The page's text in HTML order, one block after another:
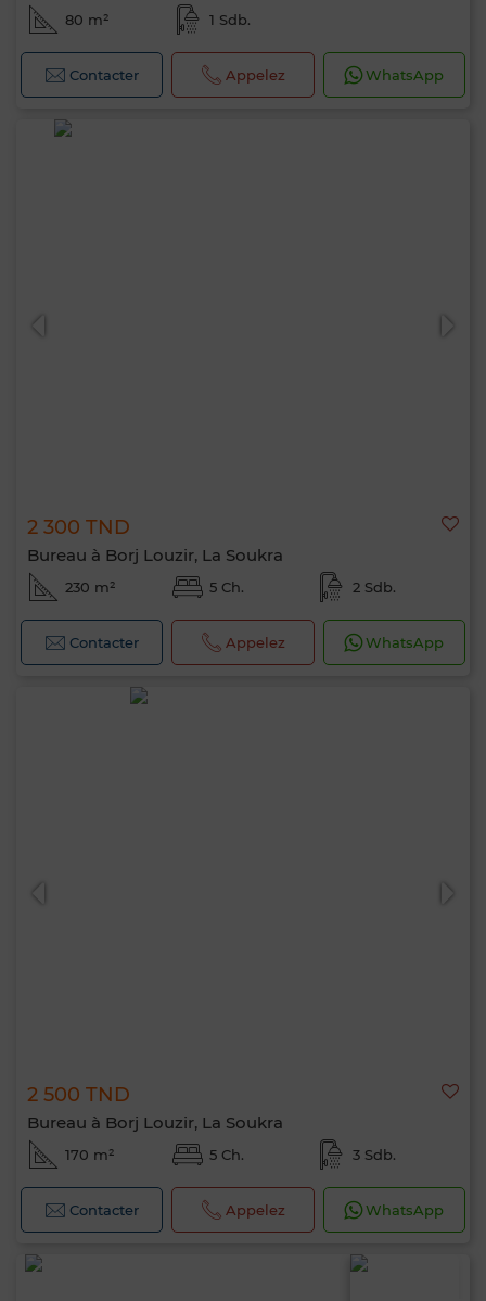
80 m² 1 Sdb.
Contacter Appelez WhatsApp
2 300 TND
Bureau à Borj Louzir, La Soukra
230 m² 5 Ch. 2 Sdb.
Contacter Appelez WhatsApp
2 500 TND
Bureau à Borj Louzir, La Soukra
170 m² 5 Ch. 3 Sdb.
Contacter Appelez WhatsApp